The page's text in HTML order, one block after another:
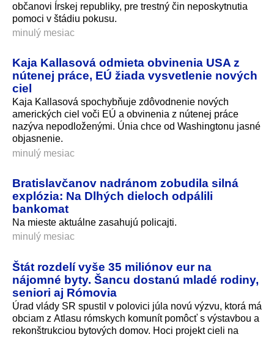
občanovi Írskej republiky, pre trestný čin neposkytnutia
pomoci v štádiu pokusu.
minulý mesiac
Kaja Kallasová odmieta obvinenia USA z
nútenej práce, EÚ žiada vysvetlenie nových
ciel
Kaja Kallasová spochybňuje zdôvodnenie nových
amerických ciel voči EÚ a obvinenia z nútenej práce
nazýva nepodloženými. Únia chce od Washingtonu jasné
objasnenie.
minulý mesiac
Bratislavčanov nadránom zobudila silná
explózia: Na Dlhých dieloch odpálili
bankomat
Na mieste aktuálne zasahujú policajti.
minulý mesiac
Štát rozdelí vyše 35 miliónov eur na
nájomné byty. Šancu dostanú mladé rodiny,
seniori aj Rómovia
Úrad vlády SR spustil v polovici júla novú výzvu, ktorá má
obciam z Atlasu rómskych komunít pomôcť s výstavbou a
rekonštrukciou bytových domov. Hoci projekt cieli na